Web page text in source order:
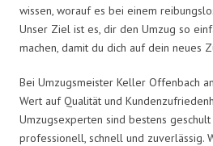
wissen, worauf es bei einem
Unser Ziel ist es, dir den Umzug so
machen, damit du dich auf dein neues
Bei Umzugsmeister Keller Offenbach
Wert auf Qualität und
Umzugsexperten sind bestens
professionell, schnell und zuverlässig.